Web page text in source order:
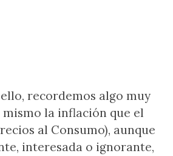
recordemos algo muy
mismo la inflación que el
al Consumo), aunque
interesada o ignorante,